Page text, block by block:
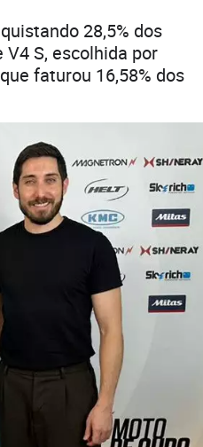
28,5% dos
S, escolhida por
faturou 16,58% dos